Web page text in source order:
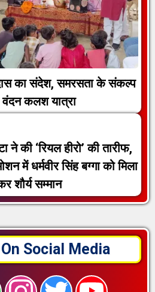
का संदेश, समरसता के संकल्प
कलश यात्रा
की ‘रियल हीरो’ की तारीफ,
में धर्मवीर सिंह बग्गा को मिला
शौर्य सम्मान
Social Media